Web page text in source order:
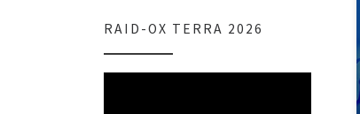
RAID-OX TERRA 2026